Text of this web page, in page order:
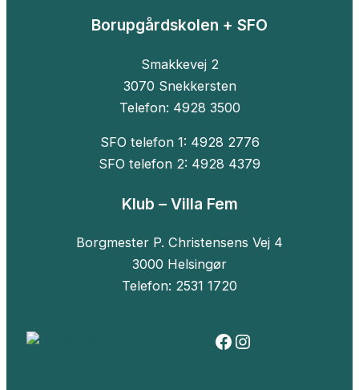
Borupgårdskolen + SFO
Smakkevej 2
3070 Snekkersten
Telefon: 4928 3500
SFO telefon 1: 4928 2776
SFO telefon 2: 4928 4379
Klub – Villa Fem
Borgmester P. Christensens Vej 4
3000 Helsingør
Telefon: 2531 1720
Facebook
Instagram